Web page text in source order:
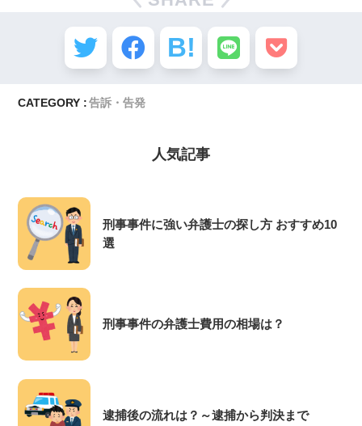
CATEGORY : 告訴・告発
人気記事
刑事事件に強い弁護士の探し方 おすすめ10
選
刑事事件の弁護士費用の相場は？
逮捕後の流れは？～逮捕から判決まで